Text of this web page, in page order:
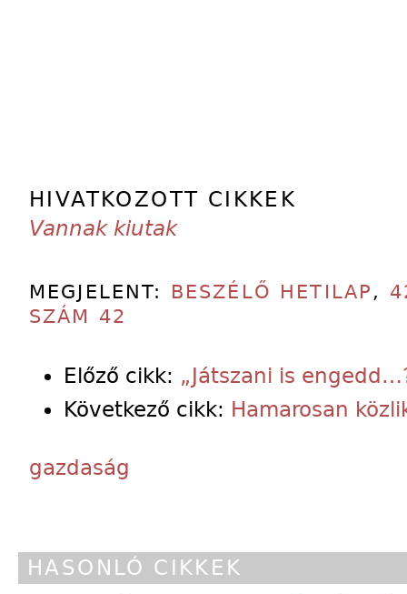
HIVATKOZOTT CIKKEK
Vannak kiutak
MEGJELENT: BESZÉLŐ HETILAP ,
SZÁM 42
Előző cikk: „Játszani is
Következő cikk: Hamarosan
gazdaság
HASONLÓ CIKKEK